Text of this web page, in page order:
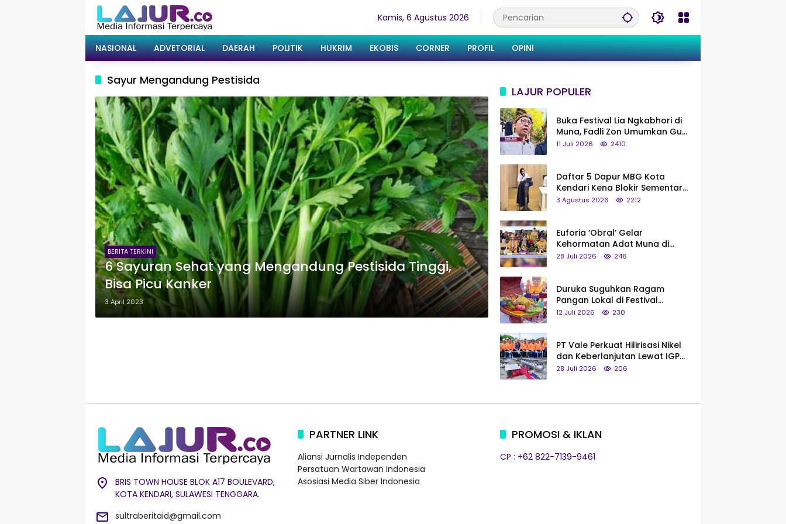
Kamis, 6 Agustus 2026
NASIONAL ADVETORIAL DAERAH POLITIK HUKRIM EKOBIS CORNER PROFIL OPINI
Sayur Mengandung Pestisida
BERITA TERKINI
6 Sayuran Sehat yang Mengandung Pestisida Tinggi,
Bisa Picu Kanker
3 April 2023
LAJUR POPULER
Buka Festival Lia Ngkabhori di
Muna, Fadli Zon Umumkan Gua
Metanduno Segera Naik Status
11 Juli 2026 2410
Daftar 5 Dapur MBG Kota
Kendari Kena Blokir Sementara
dari Pusat
3 Agustus 2026 2212
Euforia ‘Obral’ Gelar
Kehormatan Adat Muna di
Silaturahmi KKMM, Ridwan Bae:
28 Juli 2026 246
Duruka Suguhkan Ragam
Pangan Lokal di Festival
Liangkobhori, Dari Umbi Rebus
12 Juli 2026 230
PT Vale Perkuat Hilirisasi Nikel
dan Keberlanjutan Lewat IGP
Morowali
28 Juli 2026 206
BRIS TOWN HOUSE BLOK A17 BOULEVARD,
KOTA KENDARI, SULAWESI TENGGARA.
sultraberitaid@gmail.com
PARTNER LINK
Aliansi Jurnalis Independen
Persatuan Wartawan Indonesia
Asosiasi Media Siber Indonesia
PROMOSI & IKLAN
CP : +62 822-7139-9461